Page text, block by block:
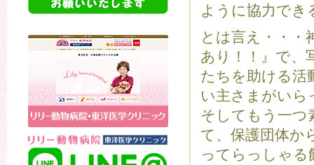
ように協力でき
とは言え・・・
あり！！』で、
たちを助ける活
い主さまがいら
そしてもう一つ
て、保護団体か
ってらっしゃ